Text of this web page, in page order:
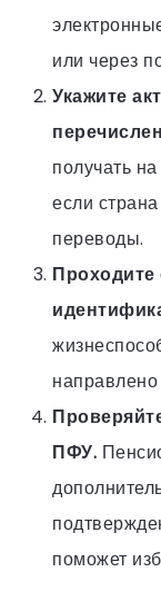
или через
Укажите
получать
если
переводы.
ПФУ.
поможет